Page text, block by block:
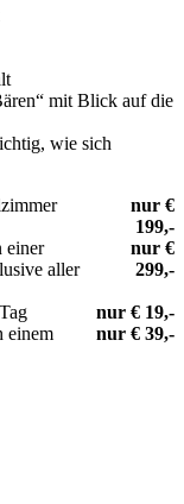
mit Blick auf die
wie sich
nur €
199,-
einer
aller
nur €
299,-
nur € 19,-
einem
nur € 39,-